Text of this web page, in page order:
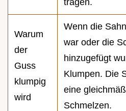
Warum
der
Guss
klumpig
wird
Wenn die
war oder die
hinzugefügt
Klumpen. Die
eine
Schmelzen.